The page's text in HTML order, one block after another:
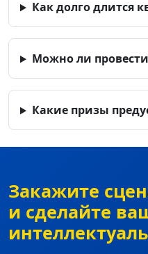
Как долго длится
Можно ли
Какие призы
Закажите
и сделайте